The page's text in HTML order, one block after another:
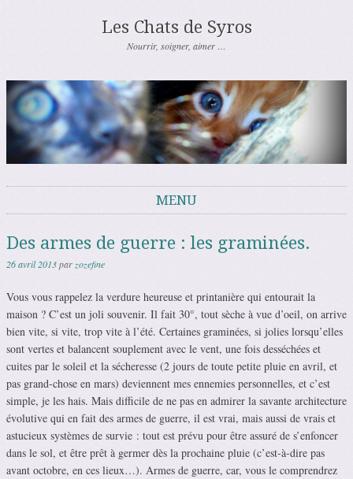
Les Chats de Syros
Nourrir, soigner, aimer …
MENU
Des armes de guerre : les graminées.
26 avril 2013parzozefine
Vous vous rappelez la verdure heureuse et printanière qui entourait la
maison ? C’est un joli souvenir. Il fait 30°, tout sèche à vue d’oeil, on arrive
bien vite, si vite, trop vite à l’été. Certaines graminées, si jolies lorsqu’elles
sont vertes et balancent souplement avec le vent, une fois desséchées et
cuites par le soleil et la sécheresse (2 jours de toute petite pluie en avril, et
pas grand-chose en mars) deviennent mes ennemies personnelles, et c’est
simple, je les hais. Mais difficile de ne pas en admirer la savante architecture
évolutive qui en fait des armes de guerre, il est vrai, mais aussi de vrais et
astucieux systèmes de survie : tout est prévu pour être assuré de s’enfoncer
dans le sol, et être prêt à germer dès la prochaine pluie (c’est-à-dire pas
avant octobre, en ces lieux…). Armes de guerre, car, vous le comprendrez